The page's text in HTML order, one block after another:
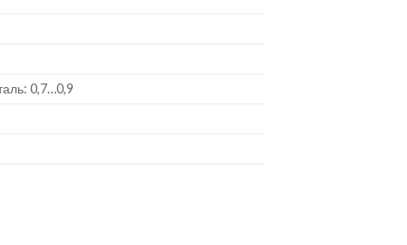
0,7…0,9